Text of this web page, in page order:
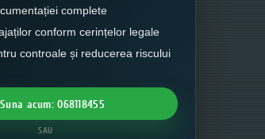
complete
conform cerințelor legale
controale și reducerea riscului
Suna acum: 068118455
SAU